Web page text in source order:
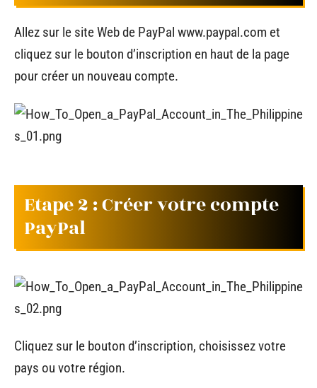
Allez sur le site Web de PayPal www.paypal.com et
cliquez sur le bouton d’inscription en haut de la page
pour créer un nouveau compte.
Etape 2 : Créer votre compte
PayPal
Cliquez sur le bouton d’inscription, choisissez votre
pays ou votre région.